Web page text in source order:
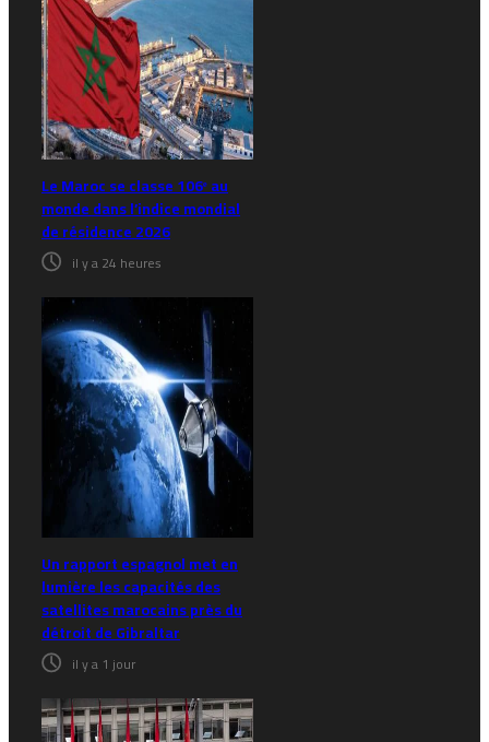
Le Maroc se classe 106ᵉ au
monde dans l’indice mondial
de résidence 2026
il y a 24 heures
Un rapport espagnol met en
lumière les capacités des
satellites marocains près du
détroit de Gibraltar
il y a 1 jour